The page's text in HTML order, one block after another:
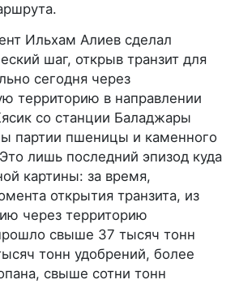
Ильхам Алиев сделал
шаг, открыв транзит для
сегодня через
территорию в направлении
со станции Баладжары
партии пшеницы и каменного
лишь последний эпизод куда
картины: за время,
открытия транзита, из
через территорию
свыше 37 тысяч тонн
тонн удобрений, более
свыше сотни тонн